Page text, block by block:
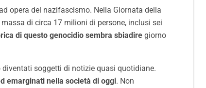
opera del nazifascismo. Nella Giornata della
di circa 17 milioni di persone, inclusi sei
di questo genocidio sembra sbiadire giorno
soggetti di notizie quasi quotidiane.
emarginati nella società di oggi. Non